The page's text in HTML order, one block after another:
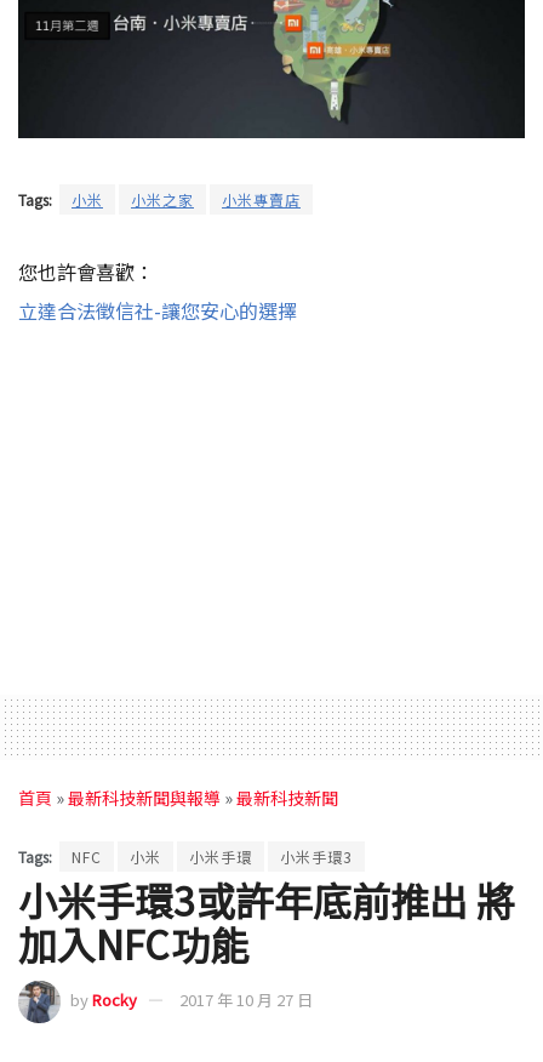
Tags: 小米 小米之家 小米專賣店
您也許會喜歡：
立達合法徵信社-讓您安心的選擇
首頁 »最新科技新聞與報導 »最新科技新聞
Tags: NFC 小米 小米手環 小米手環3
小米手環3或許年底前推出 將
加入NFC功能
byRocky 2017 年 10 月 27 日